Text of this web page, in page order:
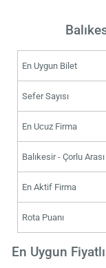
En Uygun Bilet
Sefer Sayısı
En Ucuz Firma
Balıkesir - Çorlu
En Aktif Firma
Rota Puanı
En Uygun